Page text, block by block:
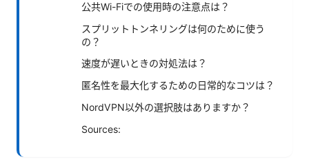
公共Wi-Fiでの使用時の注意点は？
スプリットトンネリングは何のために使う
の？
速度が遅いときの対処法は？
匿名性を最大化するための日常的なコツは？
NordVPN以外の選択肢はありますか？
Sources: